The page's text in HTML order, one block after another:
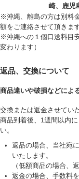
崎、鹿児
※沖縄、離島の方は別料
額をご連絡させて頂きます
※沖縄への１個口送料目
変わります）
返品、交換について
商品違いや破損などによ
交換または返金させてい
商品到着後、1週間以内
い。
返品の場合、当社宛
いたします。
（低額商品の場合、
返金の場合、手数料